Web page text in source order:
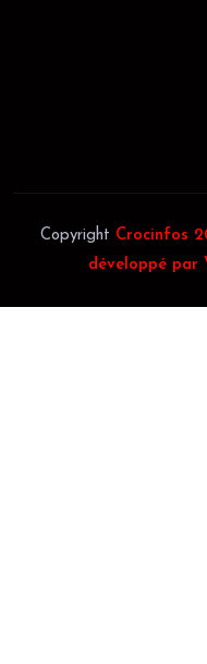
Copyright Crocinfos
développé par